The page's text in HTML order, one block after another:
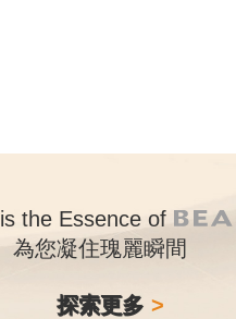
is the Essence of
為您凝住瑰麗瞬間
探索更多